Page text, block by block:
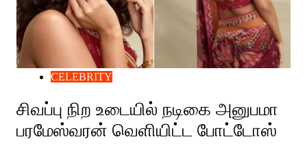
CELEBRITY
சிவப்பு நிற உடையில் நடிகை அனுபமா
பரமேஸ்வரன் வெளியிட்ட போட்டோஸ்